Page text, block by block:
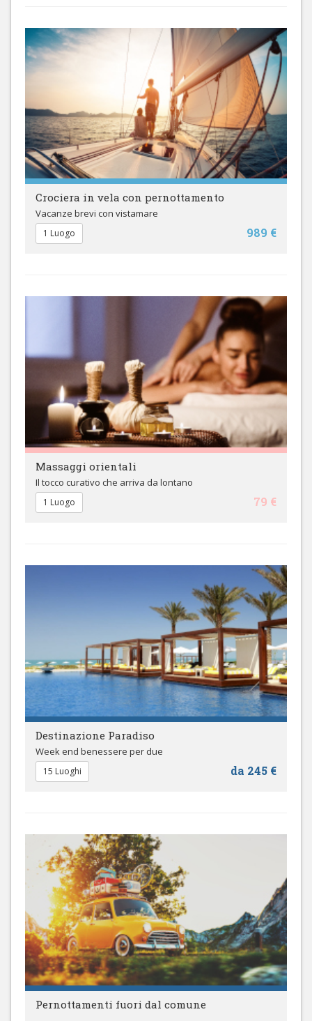
Crociera in vela con pernottamento
Vacanze brevi con vistamare
989 €
1 Luogo
Massaggi orientali
Il tocco curativo che arriva da lontano
79 €
1 Luogo
Destinazione Paradiso
Week end benessere per due
da 245 €
15 Luoghi
Pernottamenti fuori dal comune